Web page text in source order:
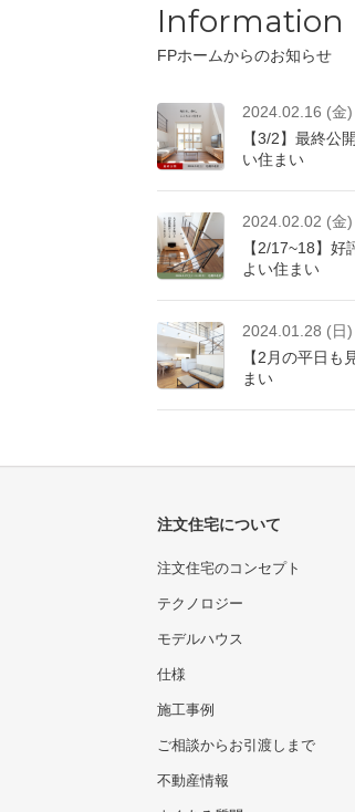
Information
FPホームからのお知らせ
2024.02.16 (金)
【3/2】最終公
い住まい
2024.02.02 (金)
【2/17~18】
よい住まい
2024.01.28 (日)
【2月の平日
まい
注文住宅について
注文住宅のコンセプト
テクノロジー
モデルハウス
仕様
施工事例
ご相談からお引渡しまで
不動産情報